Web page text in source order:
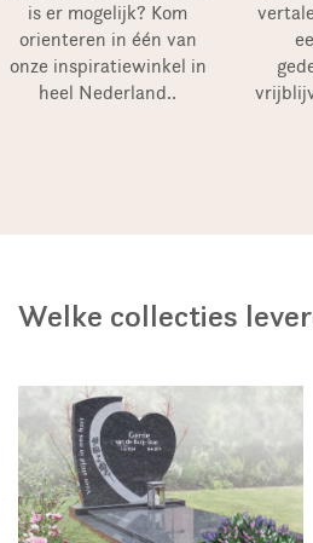
is er mogelijk? Kom
orienteren in één van
onze inspiratiewinkel in
heel Nederland..
Welke collecties